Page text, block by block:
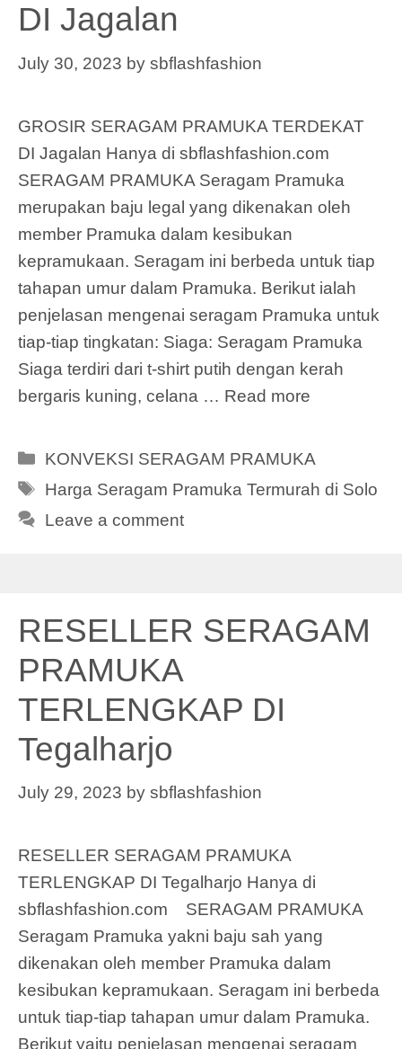
DI Jagalan
July 30, 2023 by sbflashfashion
GROSIR SERAGAM PRAMUKA TERDEKAT
DI Jagalan Hanya di sbflashfashion.com
SERAGAM PRAMUKA Seragam Pramuka
merupakan baju legal yang dikenakan oleh
member Pramuka dalam kesibukan
kepramukaan. Seragam ini berbeda untuk tiap
tahapan umur dalam Pramuka. Berikut ialah
penjelasan mengenai seragam Pramuka untuk
tiap-tiap tingkatan: Siaga: Seragam Pramuka
Siaga terdiri dari t-shirt putih dengan kerah
bergaris kuning, celana … Read more
Categories
KONVEKSI SERAGAM PRAMUKA
Tags
Harga Seragam Pramuka Termurah di Solo
Leave a comment
RESELLER SERAGAM
PRAMUKA
TERLENGKAP DI
Tegalharjo
July 29, 2023 by sbflashfashion
RESELLER SERAGAM PRAMUKA
TERLENGKAP DI Tegalharjo Hanya di
sbflashfashion.com SERAGAM PRAMUKA
Seragam Pramuka yakni baju sah yang
dikenakan oleh member Pramuka dalam
kesibukan kepramukaan. Seragam ini berbeda
untuk tiap-tiap tahapan umur dalam Pramuka.
Berikut yaitu penjelasan mengenai seragam